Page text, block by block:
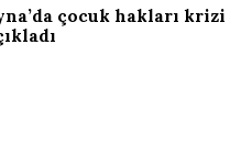
çocuk hakları krizi